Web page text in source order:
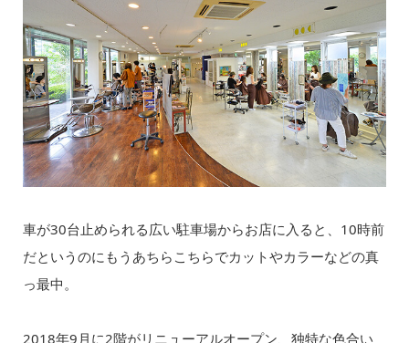
車が30台止められる広い駐車場からお店に入ると、10時前
だというのにもうあちらこちらでカットやカラーなどの真
っ最中。
2018年9月に2階がリニューアルオープン、独特な色合い